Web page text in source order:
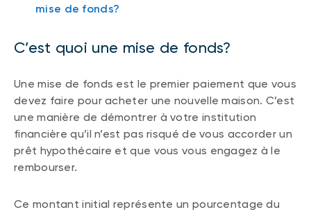
mise de fonds?
C’est quoi une mise de fonds?
Une mise de fonds est le premier paiement que vous
devez faire pour acheter une nouvelle maison. C’est
une manière de démontrer à votre institution
financière qu’il n’est pas risqué de vous accorder un
prêt hypothécaire et que vous vous engagez à le
rembourser.
Ce montant initial représente un pourcentage du